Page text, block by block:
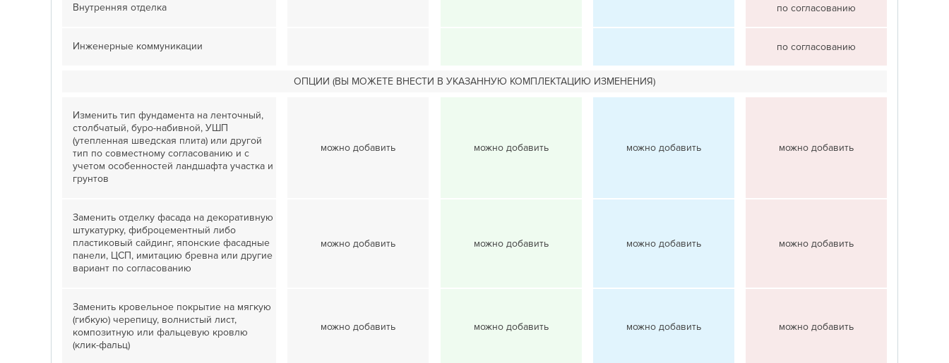
Внутренняя отделка по согласованию
Инженерные коммуникации по согласованию
ОПЦИИ (ВЫ МОЖЕТЕ ВНЕСТИ В УКАЗАННУЮ КОМПЛЕКТАЦИЮ ИЗМЕНЕНИЯ)
Изменить тип фундамента на ленточный,
столбчатый, буро-набивной, УШП
(утепленная шведская плита) или другой
тип по совместному согласованию и с
учетом особенностей ландшафта участка и
грунтов
можно добавить можно добавить можно добавить можно добавить
Заменить отделку фасада на декоративную
штукатурку, фиброцементный либо
пластиковый сайдинг, японские фасадные
панели, ЦСП, имитацию бревна или другие
вариант по согласованию
можно добавить можно добавить можно добавить можно добавить
Заменить кровельное покрытие на мягкую
(гибкую) черепицу, волнистый лист,
композитную или фальцевую кровлю
(клик-фальц)
можно добавить можно добавить можно добавить можно добавить